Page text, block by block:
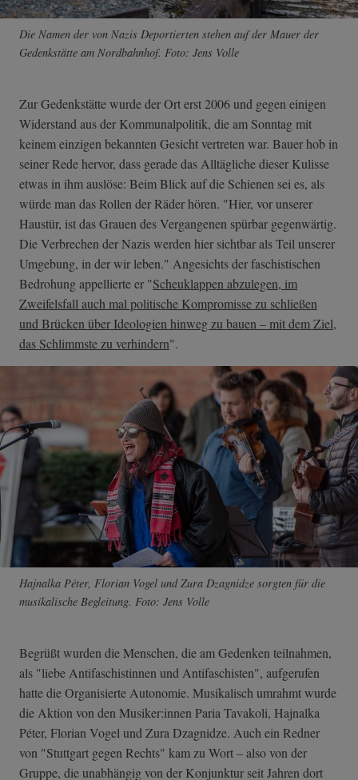
Die Namen der von Nazis Deportierten stehen auf der Mauer der
Gedenkstätte am Nordbahnhof. Foto: Jens Volle
Zur Gedenkstätte wurde der Ort erst 2006 und gegen einigen
Widerstand aus der Kommunalpolitik, die am Sonntag mit
keinem einzigen bekannten Gesicht vertreten war. Bauer hob in
seiner Rede hervor, dass gerade das Alltägliche dieser Kulisse
etwas in ihm auslöse: Beim Blick auf die Schienen sei es, als
würde man das Rollen der Räder hören. "Hier, vor unserer
Haustür, ist das Grauen des Vergangenen spürbar gegenwärtig.
Die Verbrechen der Nazis werden hier sichtbar als Teil unserer
Umgebung, in der wir leben." Angesichts der faschistischen
Bedrohung appellierte er "Scheuklappen abzulegen, im
Zweifelsfall auch mal politische Kompromisse zu schließen
und Brücken über Ideologien hinweg zu bauen – mit dem Ziel,
das Schlimmste zu verhindern".
Hajnalka Péter, Florian Vogel und Zura Dzagnidze sorgten für die
musikalische Begleitung. Foto: Jens Volle
Begrüßt wurden die Menschen, die am Gedenken teilnahmen,
als "liebe Antifaschistinnen und Antifaschisten", aufgerufen
hatte die Organisierte Autonomie. Musikalisch umrahmt wurde
die Aktion von den Musiker:innen Paria Tavakoli, Hajnalka
Péter, Florian Vogel und Zura Dzagnidze. Auch ein Redner
von "Stuttgart gegen Rechts" kam zu Wort – also von der
Gruppe, die unabhängig von der Konjunktur seit Jahren dort